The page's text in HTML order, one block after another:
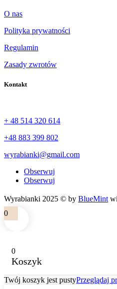
O nas
Polityka prywatności
Regulamin
Zasady zwrotów
Kontakt
+ 48 514 320 614
+48 883 399 802
wyrabianki@gmail.com
Obserwuj
Obserwuj
Wyrabianki 2025 © by BlueMint
0
0
Koszyk
Twój koszyk jest pustyPrzeglądaj